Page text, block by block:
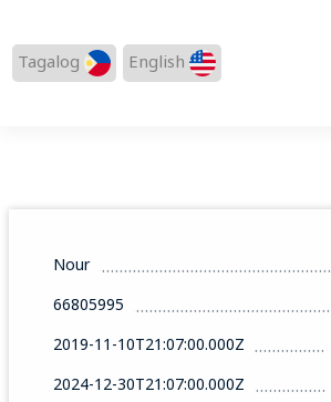
English
Tagalog
Nour
66805995
2019-11-10T21:07:00.000Z
2024-12-30T21:07:00.000Z